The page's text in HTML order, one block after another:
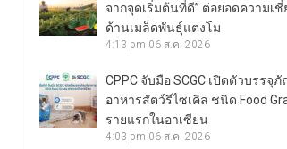
จากจุดเริ่มต้นที่ดี” ต่อยอดความเ
ด้านเมล็ดพันธุ์แตงโม
4:13 pm 06 ส.ค. 2026
CPPC จับมือ SCGC เปิดตัวบรรจุ
อาหารสัตว์รีไซเคิล ชนิด Food
รายแรกในอาเซียน
4:03 pm 06 ส.ค. 2026